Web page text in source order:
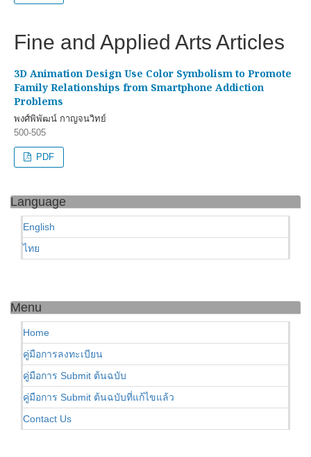
Fine and Applied Arts Articles
3D Animation Design Use Color Symbolism to Promote
Family Relationships from Smartphone Addiction
Problems
พงศ์พิพัฒน์ กาญจนวิทย์
500-505
PDF
Language
English
ไทย
Menu
Home
คู่มือการลงทะเบียน
คู่มือการ Submit ต้นฉบับ
คู่มือการ Submit ต้นฉบับที่แก้ไขแล้ว
Contact Us